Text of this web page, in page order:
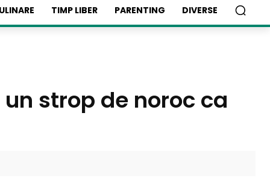
TIMP LIBER PARENTING DIVERSE
strop de noroc ca